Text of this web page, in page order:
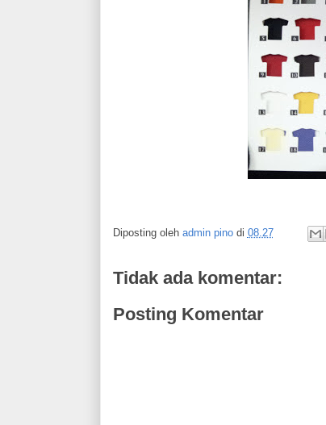
Diposting oleh admin pino di 08.27
Tidak ada komentar:
Posting Komentar